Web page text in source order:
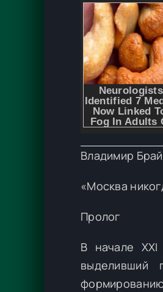
Владимир
«Москва
Пролог
В начале XXI
выделивший